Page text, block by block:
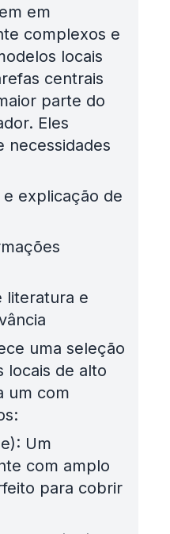
em
complexos e
locais
centrais
parte do
Eles
necessidades
explicação de
literatura e
uma seleção
locais de alto
um com
Um
com amplo
para cobrir